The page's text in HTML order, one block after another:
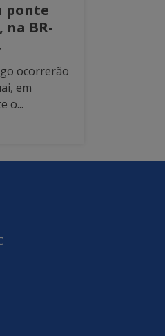
ponte
BR-
ocorrerão
em
o...